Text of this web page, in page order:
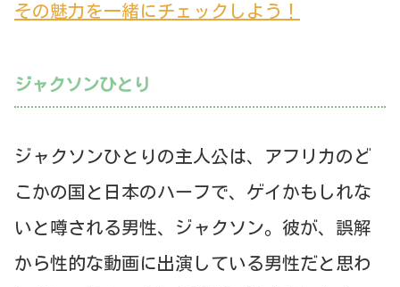
その魅力を一緒にチェックしよう！
ジャクソンひとり
ジャクソンひとりの主人公は、アフリカのど
こかの国と日本のハーフで、ゲイかもしれな
いと噂される男性、ジャクソン。彼が、誤解
から性的な動画に出演している男性だと思わ